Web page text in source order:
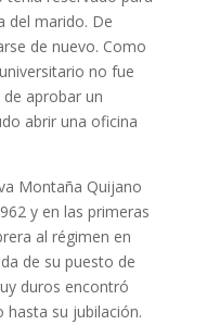
del marido. De
de nuevo. Como
no fue
aprobar un
abrir una oficina
Montaña Quijano
y en las primeras
al régimen en
de su puesto de
duros encontró
hasta su jubilación.